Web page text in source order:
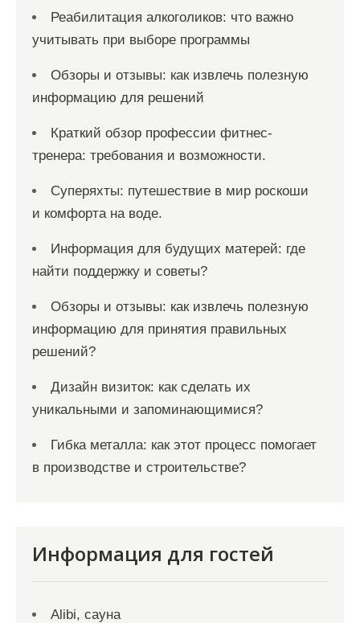
Реабилитация алкоголиков: что важно
учитывать при выборе программы
Обзоры и отзывы: как извлечь полезную
информацию для решений
Краткий обзор профессии фитнес-
тренера: требования и возможности.
Суперяхты: путешествие в мир роскоши
и комфорта на воде.
Информация для будущих матерей: где
найти поддержку и советы?
Обзоры и отзывы: как извлечь полезную
информацию для принятия правильных
решений?
Дизайн визиток: как сделать их
уникальными и запоминающимися?
Гибка металла: как этот процесс помогает
в производстве и строительстве?
Информация для гостей
Alibi, сауна